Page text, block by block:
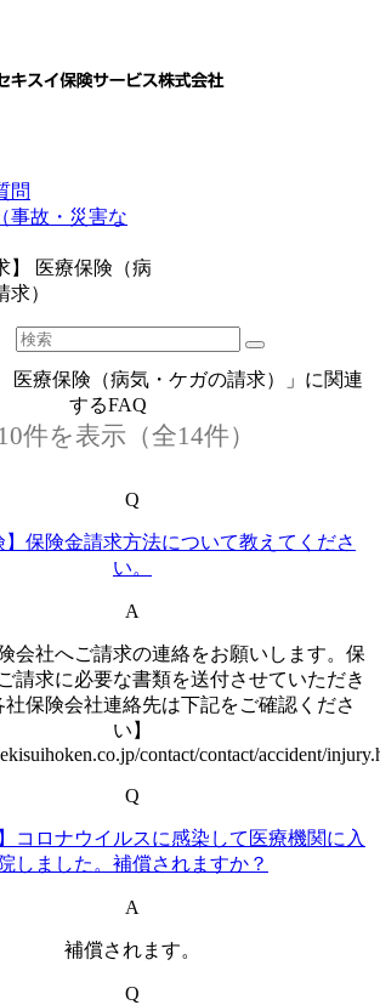
問
事故・災害な
】 医療保険（病
）
医療保険（病気・ケガの請求）」に関連
するFAQ
件を表示（全14件）
Q
】保険金請求方法について教えてくださ
い。
A
会社へご請求の連絡をお願いします。保
請求に必要な書類を送付させていただき
社保険会社連絡先は下記をご確認くださ
い】
contact/contact/accident/
Q
コロナウイルスに感染して医療機関に入
院しました。補償されますか？
A
補償されます。
Q